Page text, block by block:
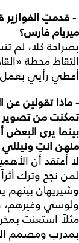
- قدمتِ الفوازير
ميريام فارس؟
بصراحة كلا، لم
التقاط محطة
أعطي رأيي
- ماذا تقولين
تمكنت من تصوير
بينما يرى البعض
منهن انتِ
لا أعتقد أن
لمن نجح وترك
وشيريهان بينهم
ولوسي وغيرهم،
مثلاً استعنت
بمدرب ومصمم